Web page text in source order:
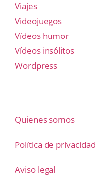
Viajes
Videojuegos
Vídeos humor
Vídeos insólitos
Wordpress
Quienes somos
Política de privacidad
Aviso legal